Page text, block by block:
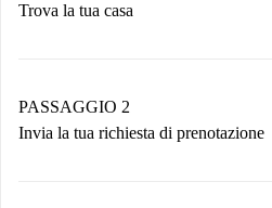
Trova la tua casa
Hai tutte le informazioni
PASSAGGIO 2
Invia la tua richiesta di prenotazione